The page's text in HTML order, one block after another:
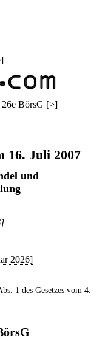
]
26e BörsG [>]
16. Juli 2007
und
2026]
1 des Gesetzes vom 4.